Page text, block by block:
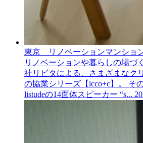
東京 リノベーションマンション
リノベーションや暮らしの場づ
社リビタによる、さまざまなク
の協業シリーズ【icco+c】。 そ
listudeの14面体スピーカー “s...